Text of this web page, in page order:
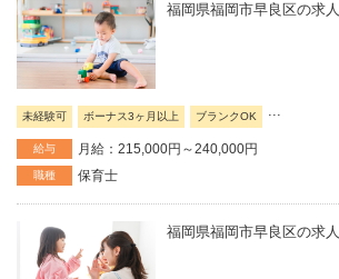
福岡県福岡市早良区の求人
未経験可 ボーナス3ヶ月以上 ブランクOK
給与 月給：215,000円～240,000円
職種 保育士
福岡県福岡市早良区の求人